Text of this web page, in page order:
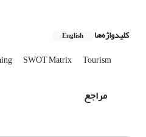
کلیدواژه‌ها English
SWOT Matrix Tourism
مراجع